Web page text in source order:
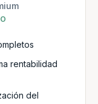
rentabilidad
del